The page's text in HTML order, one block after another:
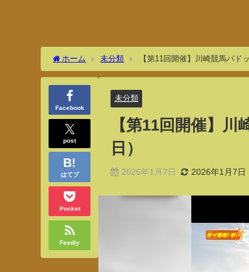
ホーム 未分類 【第11回開催】川崎競馬パド
Facebook
post
はてブ
Pocket
Feedly
未分類
【第11回開催】
日）
2026年1月7日 2026年1月7日